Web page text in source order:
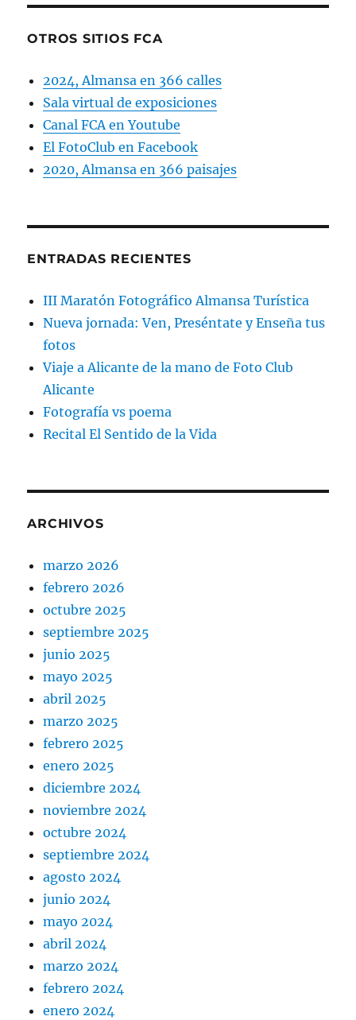
OTROS SITIOS FCA
2024, Almansa en 366 calles
Sala virtual de exposiciones
Canal FCA en Youtube
El FotoClub en Facebook
2020, Almansa en 366 paisajes
ENTRADAS RECIENTES
III Maratón Fotográfico Almansa Turística
Nueva jornada: Ven, Preséntate y Enseña tus
fotos
Viaje a Alicante de la mano de Foto Club
Alicante
Fotografía vs poema
Recital El Sentido de la Vida
ARCHIVOS
marzo 2026
febrero 2026
octubre 2025
septiembre 2025
junio 2025
mayo 2025
abril 2025
marzo 2025
febrero 2025
enero 2025
diciembre 2024
noviembre 2024
octubre 2024
septiembre 2024
agosto 2024
junio 2024
mayo 2024
abril 2024
marzo 2024
febrero 2024
enero 2024